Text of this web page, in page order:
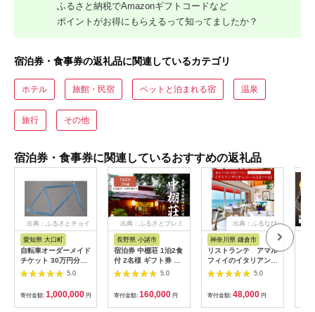
ふるさと納税でAmazonギフトコードなど
ポイントがお得にもらえるって知ってましたか？
宿泊券・食事券の返礼品に関連しているカテゴリ
ホテル 旅館・民宿 ペットと泊まれる宿 温泉
旅行 その他
宿泊券・食事券に関連しているおすすめの返礼品
出典：ふるさとチョイ
愛知県 大口町
自転車オーダーメイド
チケット 30万円分
【1360365】
5.0
寄付金額: 1,000,000 円
出典：ふるさとプレミ
長野県 小諸市
宿泊券 中棚荘 1泊2食
付 2名様 ギフト券 チ
ケット 券 宿泊 旅行
5.0
寄付金額: 160,000 円
出典：ふるなび
神奈川県 鎌倉市
リストランテ アマル
フィイのイタリアンデ
ィナーコースA ペア
5.0
寄付金額: 48,000 円